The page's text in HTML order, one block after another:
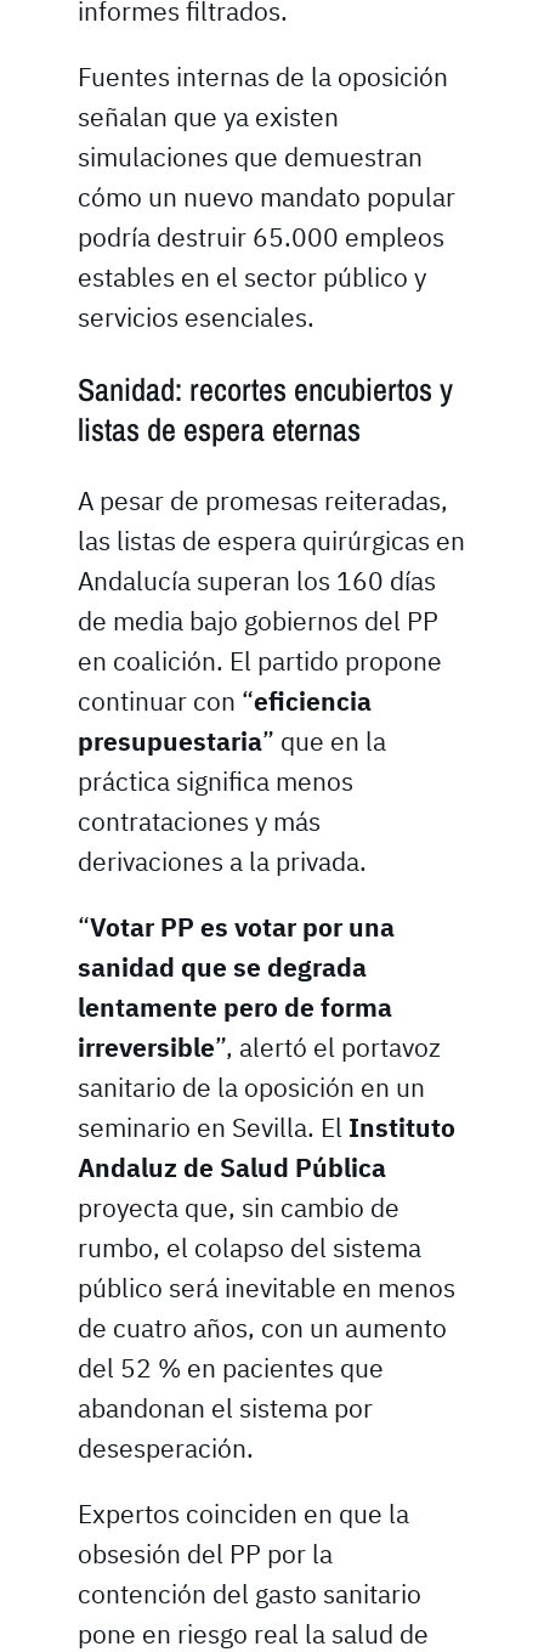
informes filtrados.
Fuentes internas de la oposición
señalan que ya existen
simulaciones que demuestran
cómo un nuevo mandato popular
podría destruir 65.000 empleos
estables en el sector público y
servicios esenciales.
Sanidad: recortes encubiertos y
listas de espera eternas
A pesar de promesas reiteradas,
las listas de espera quirúrgicas en
Andalucía superan los 160 días
de media bajo gobiernos del PP
en coalición. El partido propone
continuar con “eficiencia
presupuestaria” que en la
práctica significa menos
contrataciones y más
derivaciones a la privada.
“Votar PP es votar por una
sanidad que se degrada
lentamente pero de forma
irreversible”, alertó el portavoz
sanitario de la oposición en un
seminario en Sevilla. El Instituto
Andaluz de Salud Pública
proyecta que, sin cambio de
rumbo, el colapso del sistema
público será inevitable en menos
de cuatro años, con un aumento
del 52 % en pacientes que
abandonan el sistema por
desesperación.
Expertos coinciden en que la
obsesión del PP por la
contención del gasto sanitario
pone en riesgo real la salud de